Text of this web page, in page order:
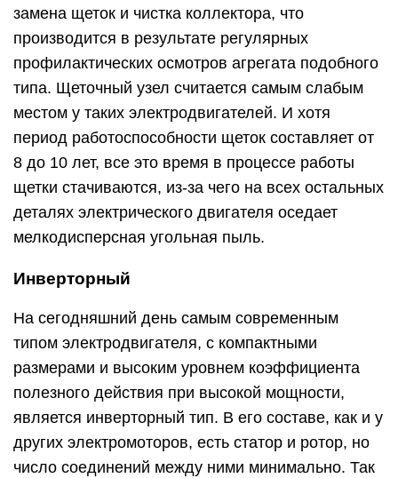
замена щеток и чистка коллектора, что
производится в результате регулярных
профилактических осмотров агрегата подобного
типа. Щеточный узел считается самым слабым
местом у таких электродвигателей. И хотя
период работоспособности щеток составляет от
8 до 10 лет, все это время в процессе работы
щетки стачиваются, из-за чего на всех остальных
деталях электрического двигателя оседает
мелкодисперсная угольная пыль.
Инверторный
На сегодняшний день самым современным
типом электродвигателя, с компактными
размерами и высоким уровнем коэффициента
полезного действия при высокой мощности,
является инверторный тип. В его составе, как и у
других электромоторов, есть статор и ротор, но
число соединений между ними минимально. Так